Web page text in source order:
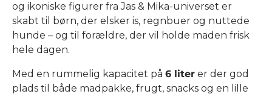
og ikoniske figurer fra Jas & Mika-universet er
skabt til børn, der elsker is, regnbuer og nuttede
hunde – og til forældre, der vil holde maden frisk
hele dagen.
Med en rummelig kapacitet på 6 liter er der god
plads til både madpakke, frugt, snacks og en lille